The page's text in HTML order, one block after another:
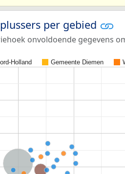
per gebied
onvoldoende gegevens
Holland Gemeente Diemen
Nederland
Provincie Noord-Holland